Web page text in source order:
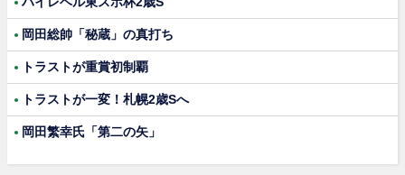
岡田総帥「秘蔵」の真打ち
トラストが重賞初制覇
トラストが一変！札幌2歳Sへ
岡田繁幸氏「第二の矢」